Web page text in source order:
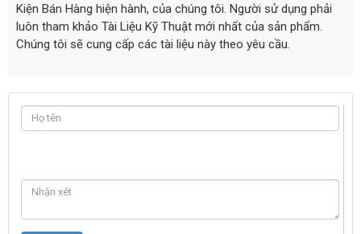
Kiện Bán Hàng hiện hành, của chúng tôi. Người sử dụng phải
luôn tham khảo Tài Liệu Kỹ Thuật mới nhất của sản phẩm.
Chúng tôi sẽ cung cấp các tài liệu này theo yêu cầu.